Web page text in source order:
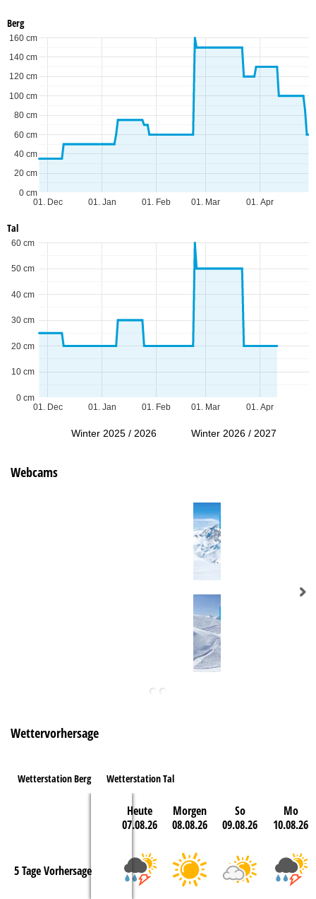
Berg
01. Dec 01. Jan 01. Feb 01. Mar 01. Apr
0 cm
20 cm
40 cm
60 cm
80 cm
100 cm
120 cm
140 cm
160 cm
Tal
01. Dec 01. Jan 01. Feb 01. Mar 01. Apr
0 cm
10 cm
20 cm
30 cm
40 cm
50 cm
60 cm
Winter 2025 / 2026 Winter 2026 / 2027
Webcams
Wettervorhersage
Wetterstation Berg Wetterstation Tal
Heute
07.08.26
Morgen
08.08.26
So
09.08.26
Mo
10.08.26
5 Tage Vorhersage